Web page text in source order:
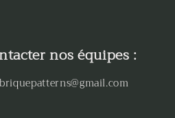
nos équipes :